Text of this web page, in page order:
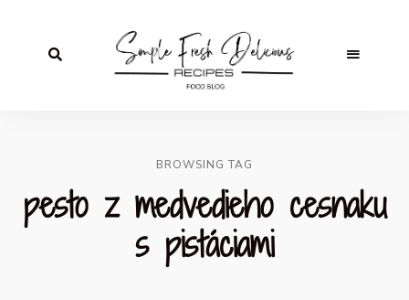
BROWSING TAG
pesto z medvedieho cesnaku
s pistáciami